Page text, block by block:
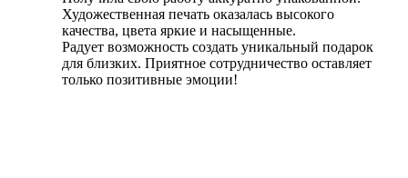
Художественная печать оказалась высокого
качества, цвета яркие и насыщенные.
Радует возможность создать уникальный подарок
для близких. Приятное сотрудничество оставляет
только позитивные эмоции!